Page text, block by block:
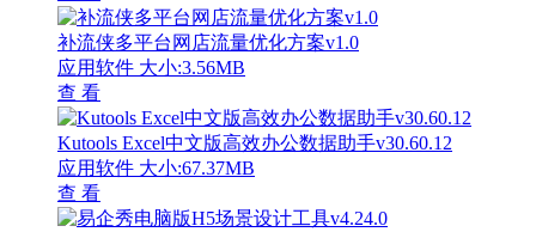
补流侠多平台网店流量优化方案v1.0
应用软件 大小:3.56MB
查 看
Kutools Excel中文版高效办公数据助手v30.60.12
应用软件 大小:67.37MB
查 看